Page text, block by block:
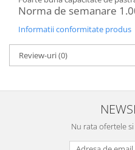
Depozitare si organizare
Echipamente de curatenie
Norma de semanare
Informatii conformitate produs
Review-uri(0)
Nu rata ofertele